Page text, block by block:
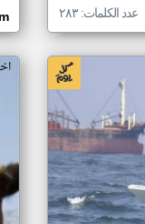
عدد الكلمات: ٢٨٣